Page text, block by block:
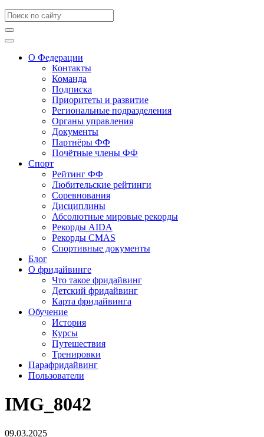
О Федерации
Контакты
Команда
Подписка
Приоритеты и развитие
Региональные подразделения
Органы управления
Документы
Партнёры ФФ
Почётные члены ФФ
Спорт
Рейтинг ФФ
Любительские рейтинги
Соревнования
Дисциплины
Абсолютные мировые рекорды
Рекорды AIDA
Рекорды CMAS
Спортивные документы
Блог
О фридайвинге
Что такое фридайвинг
Детский фридайвинг
Карта фридайвинга
Обучение
История
Курсы
Путешествия
Тренировки
Парафридайвинг
Пользователи
IMG_8042
09.03.2025